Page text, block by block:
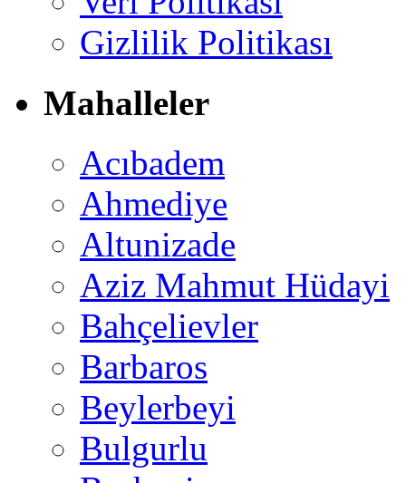
Gizlilik Politikası
Mahalleler
Acıbadem
Ahmediye
Altunizade
Aziz Mahmut Hüdayi
Bahçelievler
Barbaros
Beylerbeyi
Bulgurlu